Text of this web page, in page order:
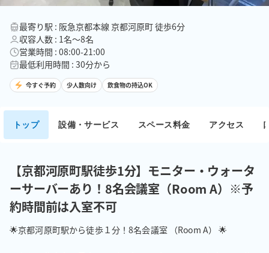
最寄り駅 : 阪急京都本線 京都河原町 徒歩6分
収容人数 : 1名〜8名
営業時間 : 08:00-21:00
最低利用時間 : 30分から
今すぐ予約 少人数向け 飲食物の持込OK
トップ 設備・サービス スペース料金 アクセス
【京都河原町駅徒歩1分】モニター・ウォータ
ーサーバーあり！8名会議室（Room A）※予
約時間前は入室不可
🌟京都河原町駅から徒歩１分！8名会議室 （Room A） 🌟